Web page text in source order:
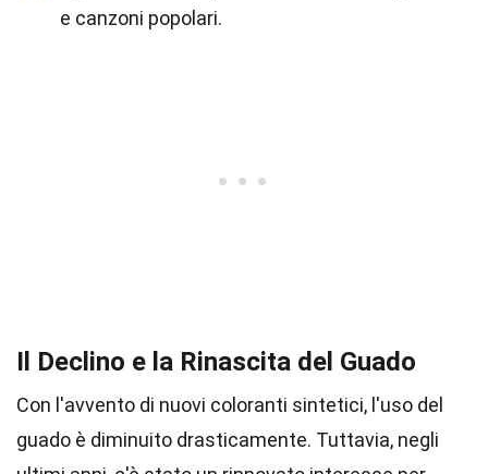
e canzoni popolari.
Il Declino e la Rinascita del Guado
Con l'avvento di nuovi coloranti sintetici, l'uso del
guado è diminuito drasticamente. Tuttavia, negli